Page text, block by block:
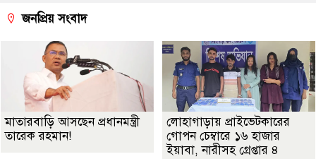
জনপ্রিয় সংবাদ
মাতারবাড়ি আসছেন প্রধানমন্ত্রী
তারেক রহমান!
লোহাগাড়ায় প্রাইভেটকারের
গোপন চেম্বারে ১৬ হাজার
ইয়াবা, নারীসহ গ্রেপ্তার ৪